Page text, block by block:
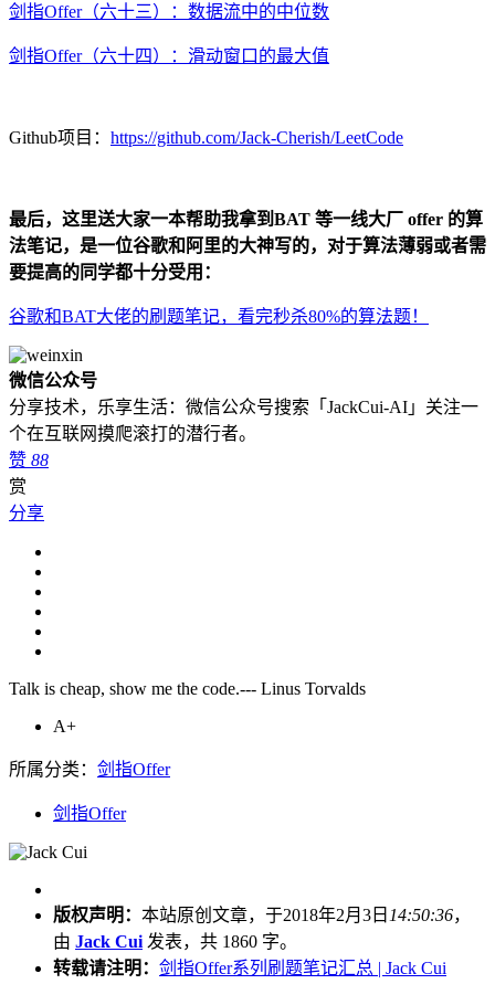
剑指Offer（六十三）：数据流中的中位数
剑指Offer（六十四）：滑动窗口的最大值
Github项目： https://github.com/Jack-Cherish/LeetCode
最后，这里送大家一本帮助我拿到BAT 等一线大厂 offer 的算
法笔记，是一位谷歌和阿里的大神写的，对于算法薄弱或者需
要提高的同学都十分受用：
谷歌和BAT大佬的刷题笔记，看完秒杀80%的算法题！
微信公众号
分享技术，乐享生活：微信公众号搜索「JackCui-AI」关注一
个在互联网摸爬滚打的潜行者。
赞 88
赏
分享
Talk is cheap, show me the code.--- Linus Torvalds
A+
所属分类： 剑指Offer
剑指Offer
版权声明： 本站原创文章，于2018年2月3日 14:50:36，
由 Jack Cui 发表，共 1860 字。
转载请注明： 剑指Offer系列刷题笔记汇总 | Jack Cui